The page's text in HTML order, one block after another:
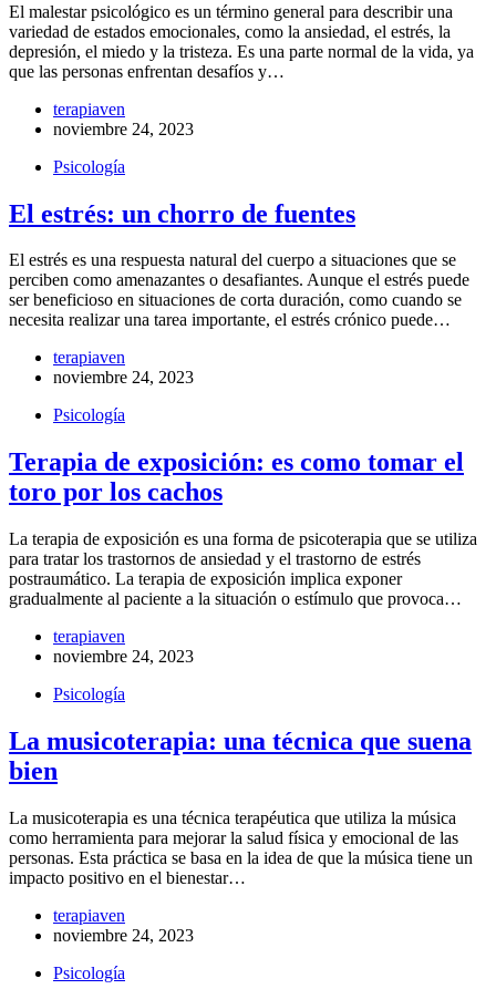
El malestar psicológico es un término general para describir una
variedad de estados emocionales, como la ansiedad, el estrés, la
depresión, el miedo y la tristeza. Es una parte normal de la vida, ya
que las personas enfrentan desafíos y…
terapiaven
noviembre 24, 2023
Psicología
El estrés: un chorro de fuentes
El estrés es una respuesta natural del cuerpo a situaciones que se
perciben como amenazantes o desafiantes. Aunque el estrés puede
ser beneficioso en situaciones de corta duración, como cuando se
necesita realizar una tarea importante, el estrés crónico puede…
terapiaven
noviembre 24, 2023
Psicología
Terapia de exposición: es como tomar el
toro por los cachos
La terapia de exposición es una forma de psicoterapia que se utiliza
para tratar los trastornos de ansiedad y el trastorno de estrés
postraumático. La terapia de exposición implica exponer
gradualmente al paciente a la situación o estímulo que provoca…
terapiaven
noviembre 24, 2023
Psicología
La musicoterapia: una técnica que suena
bien
La musicoterapia es una técnica terapéutica que utiliza la música
como herramienta para mejorar la salud física y emocional de las
personas. Esta práctica se basa en la idea de que la música tiene un
impacto positivo en el bienestar…
terapiaven
noviembre 24, 2023
Psicología